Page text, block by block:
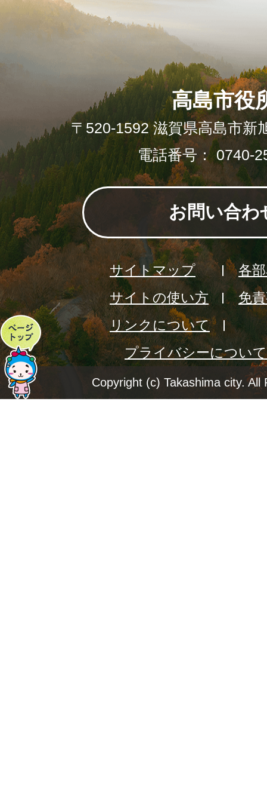
ペ
ー
ジ
高島市役
〒520-1592 滋賀県高島市新
電話番号： 0740-
お問い合わ
サイトマップ
各
サイトの使い方
免
リンクについて
プライバシーについて
Copyright (c) Takashima city. All